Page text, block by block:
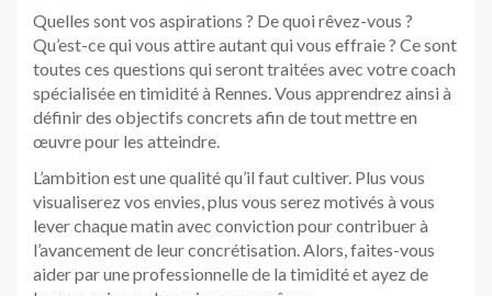
Quelles sont vos aspirations ? De quoi rêvez-vous ?
Qu’est-ce qui vous attire autant qui vous effraie ? Ce sont
toutes ces questions qui seront traitées avec votre coach
spécialisée en timidité à Rennes. Vous apprendrez ainsi à
définir des objectifs concrets afin de tout mettre en
œuvre pour les atteindre.
L’ambition est une qualité qu’il faut cultiver. Plus vous
visualiserez vos envies, plus vous serez motivés à vous
lever chaque matin avec conviction pour contribuer à
l’avancement de leur concrétisation. Alors, faites-vous
aider par une professionnelle de la timidité et ayez de